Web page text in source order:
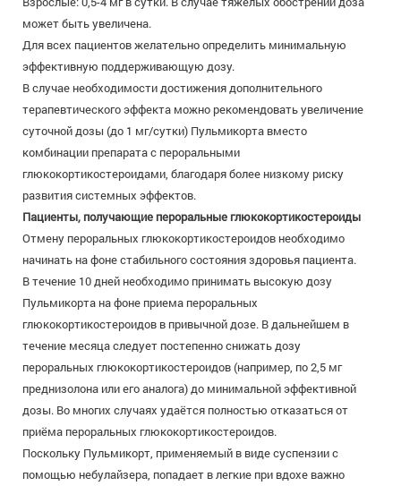
может быть увеличена.
Для всех пациентов желательно определить минимальную
эффективную поддерживающую дозу.
В случае необходимости достижения дополнительного
терапевтического эффекта можно рекомендовать увеличение
суточной дозы (до 1 мг/сутки) Пульмикорта вместо
комбинации препарата с пероральными
глюкокортикостероидами, благодаря более низкому риску
развития системных эффектов.
Пациенты, получающие пероральные глюкокортикостероиды
Отмену пероральных глюкокортикостероидов необходимо
начинать на фоне стабильного состояния здоровья пациента.
В течение 10 дней необходимо принимать высокую дозу
Пульмикорта на фоне приема пероральных
глюкокортикостероидов в привычной дозе. В дальнейшем в
течение месяца следует постепенно снижать дозу
пероральных глюкокортикостероидов (например, по 2,5 мг
преднизолона или его аналога) до минимальной эффективной
дозы. Во многих случаях удаётся полностью отказаться от
приёма пероральных глюкокортикостероидов.
Поскольку Пульмикорт, применяемый в виде суспензии с
помощью небулайзера, попадает в легкие при вдохе важно